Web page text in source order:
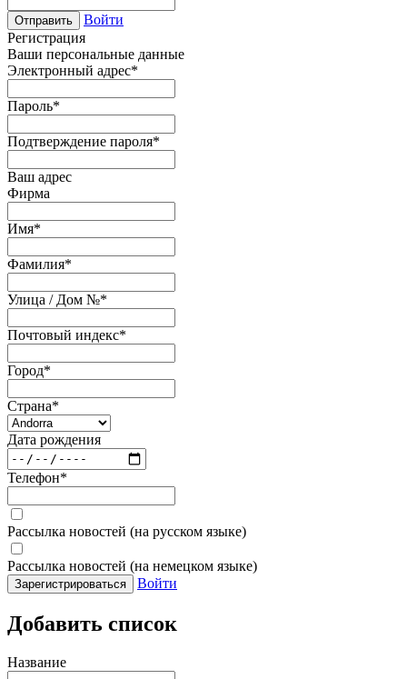
Отправить
Войти
Регистрация
Ваши персональные данные
Электронный адрес*
Пароль*
Подтверждение пароля*
Ваш адрес
Фирма
Имя*
Фамилия*
Улица / Дом №*
Почтовый индекс*
Город*
Страна*
Дата рождения
Телефон*
Рассылка новостей (на русском языке)
Рассылка новостей (на немецком языке)
Зарегистрироваться Войти
Добавить список
Название